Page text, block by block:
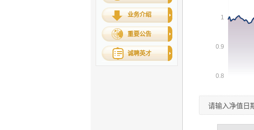
业务介绍
重要公告
诚聘英才
请输入净值日